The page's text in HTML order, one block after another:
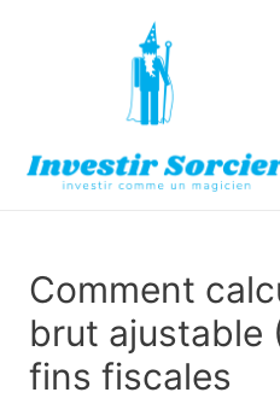
Comment
brut ajustable
fins fiscales